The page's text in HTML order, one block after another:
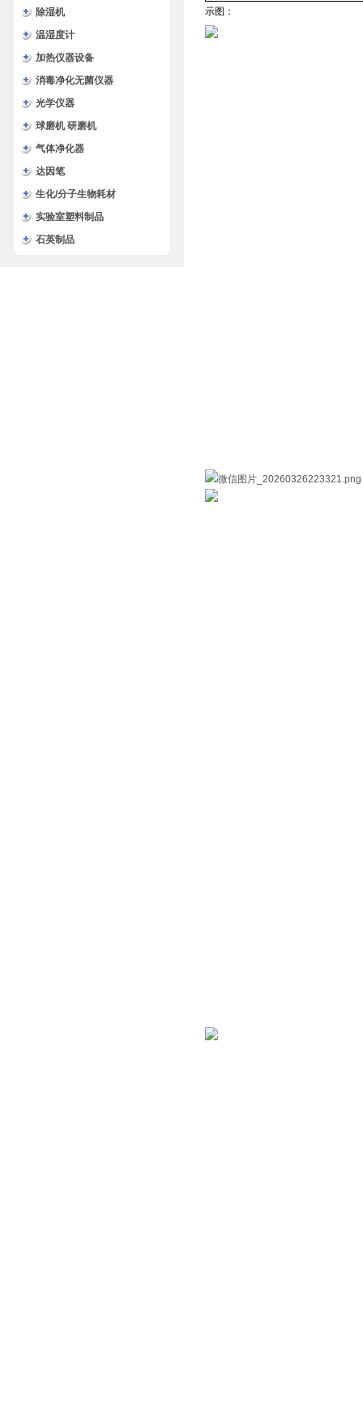
除湿机
温湿度计
加热仪器设备
消毒净化无菌仪器
光学仪器
球磨机 研磨机
气体净化器
达因笔
生化/分子生物耗材
实验室塑料制品
石英制品
示图：